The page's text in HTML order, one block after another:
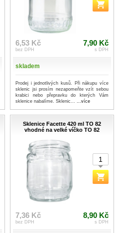
6,53 Kč
bez DPH
7,90 Kč
s DPH
skladem
Prodej i jednotlivých kusů. Při nákupu více
sklenic jsi prosím nezapomeňte vzít sebou
krabici nebo přepravku do kterých Vám
sklenice nabalíme. Sklenic... ...více
Sklenice Facette 420 ml TO 82
vhodné na velké víčko TO 82
7,36 Kč
bez DPH
8,90 Kč
s DPH